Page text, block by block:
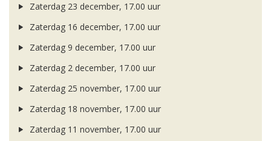
Zaterdag 23 december, 17.00 uur
Zaterdag 16 december, 17.00 uur
Zaterdag 9 december, 17.00 uur
Zaterdag 2 december, 17.00 uur
Zaterdag 25 november, 17.00 uur
Zaterdag 18 november, 17.00 uur
Zaterdag 11 november, 17.00 uur